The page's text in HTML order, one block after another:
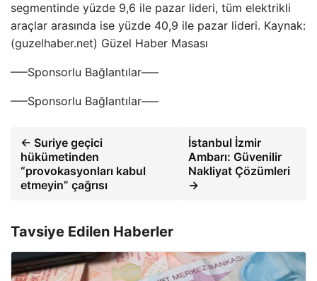
segmentinde yüzde 9,6 ile pazar lideri, tüm elektrikli
araçlar arasında ise yüzde 40,9 ile pazar lideri. Kaynak:
(guzelhaber.net) Güzel Haber Masası
—–Sponsorlu Bağlantılar—–
—–Sponsorlu Bağlantılar—–
← Suriye geçici
hükümetinden
“provokasyonları kabul
etmeyin” çağrısı
İstanbul İzmir
Ambarı: Güvenilir
Nakliyat Çözümleri
→
Tavsiye Edilen Haberler